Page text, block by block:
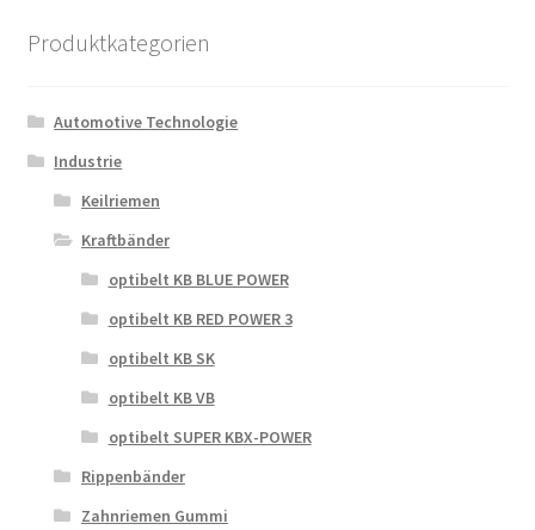
Produktkategorien
Automotive Technologie
Industrie
Keilriemen
Kraftbänder
optibelt KB BLUE POWER
optibelt KB RED POWER 3
optibelt KB SK
optibelt KB VB
optibelt SUPER KBX-POWER
Rippenbänder
Zahnriemen Gummi